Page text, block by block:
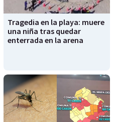
Tragedia en la playa: muere
una niña tras quedar
enterrada en la arena